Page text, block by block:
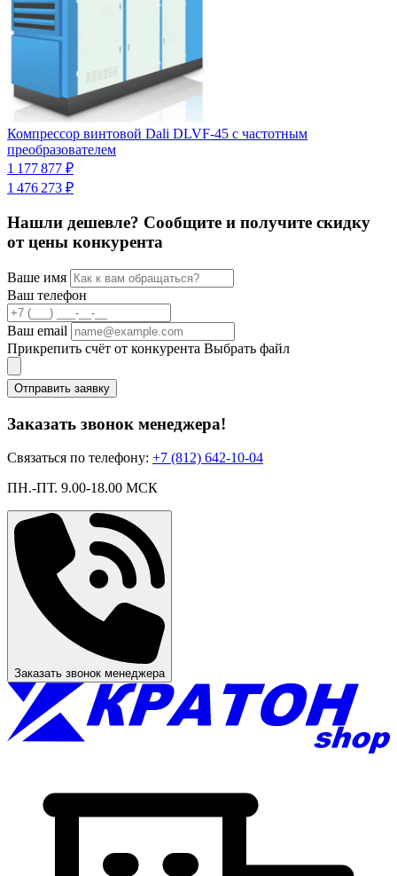
Компрессор винтовой Dali DLVF-45 с частотным
преобразователем
1 177 877 ₽
1 476 273 ₽
Нашли дешевле? Сообщите и получите скидку
от цены конкурента
Ваше имя
Ваш телефон
Ваш email
Прикрепить счёт от конкурента Выбрать файл
Отправить заявку
Заказать звонок менеджера!
Связаться по телефону: +7 (812) 642-10-04
ПН.-ПТ. 9.00-18.00 МСК
Заказать звонок менеджера